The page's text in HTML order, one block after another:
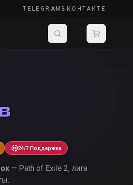
TELEGRAM ВКОНТАКТЕ
24/7 Поддержка
— Path of Exile 2, лига